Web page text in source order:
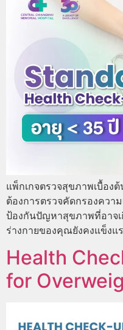
แพ็กเกจตรวจสุขภาพเบื้อง
ต้องการตรวจคัดกรองความ
ป้องกันปัญหาสุขภาพที่อาจ
ร่างกายของคุณยังคงแข็งแ
Health
for